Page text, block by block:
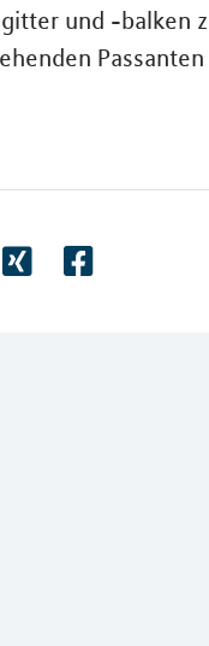
und -balken